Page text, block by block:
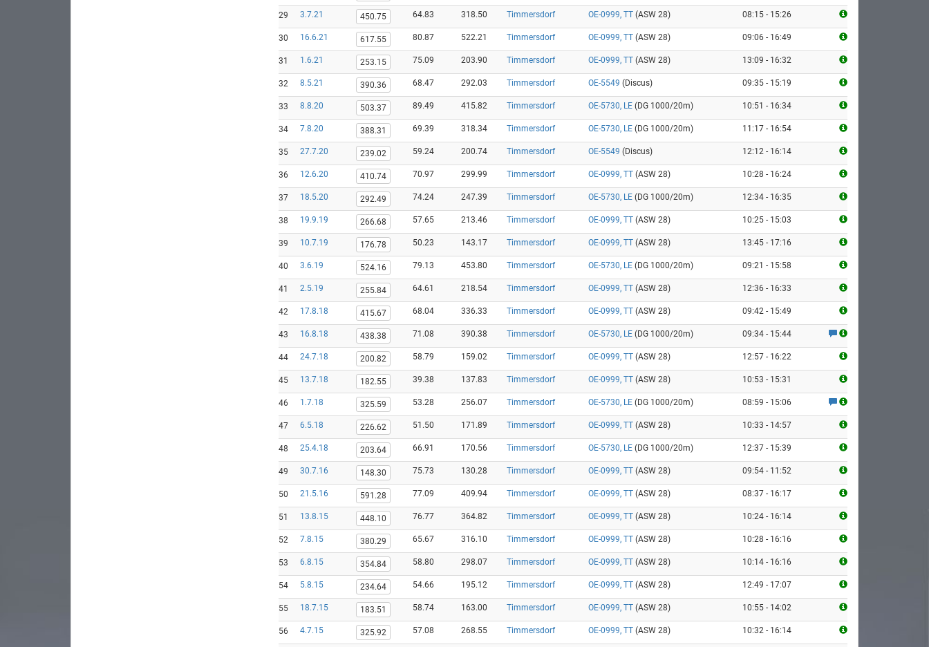
29 3.7.21 450.75 64.83 318.50 Timmersdorf OE-0999, TT(ASW 28) 08:15 - 15:26
30 16.6.21 617.55 80.87 522.21 Timmersdorf OE-0999, TT(ASW 28) 09:06 - 16:49
31 1.6.21 253.15 75.09 203.90 Timmersdorf OE-0999, TT(ASW 28) 13:09 - 16:32
32 8.5.21 390.36 68.47 292.03 Timmersdorf OE-5549 (Discus) 09:35 - 15:19
33 8.8.20 503.37 89.49 415.82 Timmersdorf OE-5730, LE(DG 1000/20m) 10:51 - 16:34
34 7.8.20 388.31 69.39 318.34 Timmersdorf OE-5730, LE(DG 1000/20m) 11:17 - 16:54
35 27.7.20 239.02 59.24 200.74 Timmersdorf OE-5549 (Discus) 12:12 - 16:14
36 12.6.20 410.74 70.97 299.99 Timmersdorf OE-0999, TT(ASW 28) 10:28 - 16:24
37 18.5.20 292.49 74.24 247.39 Timmersdorf OE-5730, LE(DG 1000/20m) 12:34 - 16:35
38 19.9.19 266.68 57.65 213.46 Timmersdorf OE-0999, TT(ASW 28) 10:25 - 15:03
39 10.7.19 176.78 50.23 143.17 Timmersdorf OE-0999, TT(ASW 28) 13:45 - 17:16
40 3.6.19 524.16 79.13 453.80 Timmersdorf OE-5730, LE(DG 1000/20m) 09:21 - 15:58
41 2.5.19 255.84 64.61 218.54 Timmersdorf OE-0999, TT(ASW 28) 12:36 - 16:33
42 17.8.18 415.67 68.04 336.33 Timmersdorf OE-0999, TT(ASW 28) 09:42 - 15:49
43 16.8.18 438.38 71.08 390.38 Timmersdorf OE-5730, LE(DG 1000/20m) 09:34 - 15:44
44 24.7.18 200.82 58.79 159.02 Timmersdorf OE-0999, TT(ASW 28) 12:57 - 16:22
45 13.7.18 182.55 39.38 137.83 Timmersdorf OE-0999, TT(ASW 28) 10:53 - 15:31
46 1.7.18 325.59 53.28 256.07 Timmersdorf OE-5730, LE(DG 1000/20m) 08:59 - 15:06
47 6.5.18 226.62 51.50 171.89 Timmersdorf OE-0999, TT(ASW 28) 10:33 - 14:57
48 25.4.18 203.64 66.91 170.56 Timmersdorf OE-5730, LE(DG 1000/20m) 12:37 - 15:39
49 30.7.16 148.30 75.73 130.28 Timmersdorf OE-0999, TT(ASW 28) 09:54 - 11:52
50 21.5.16 591.28 77.09 409.94 Timmersdorf OE-0999, TT(ASW 28) 08:37 - 16:17
51 13.8.15 448.10 76.77 364.82 Timmersdorf OE-0999, TT(ASW 28) 10:24 - 16:14
52 7.8.15 380.29 65.67 316.10 Timmersdorf OE-0999, TT(ASW 28) 10:28 - 16:16
53 6.8.15 354.84 58.80 298.07 Timmersdorf OE-0999, TT(ASW 28) 10:14 - 16:16
54 5.8.15 234.64 54.66 195.12 Timmersdorf OE-0999, TT(ASW 28) 12:49 - 17:07
55 18.7.15 183.51 58.74 163.00 Timmersdorf OE-0999, TT(ASW 28) 10:55 - 14:02
56 4.7.15 325.92 57.08 268.55 Timmersdorf OE-0999, TT(ASW 28) 10:32 - 16:14